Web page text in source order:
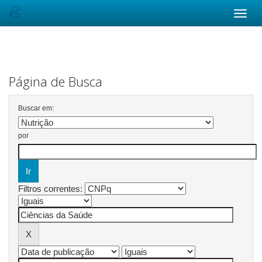
Página de Busca
Buscar em:
por
Filtros correntes: